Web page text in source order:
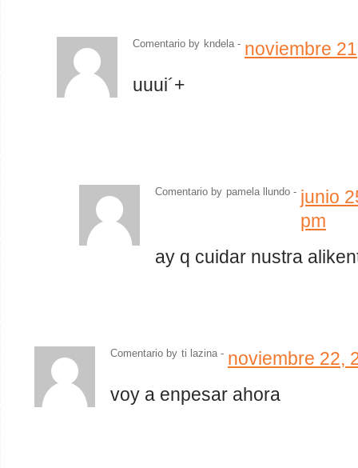
Comentario by kndela- noviembre
uuui´+
Comentario by pamela llundo - junio
pm
ay q cuidar nustra
Comentario by ti lazina- noviembre 22,
voy a enpesar ahora